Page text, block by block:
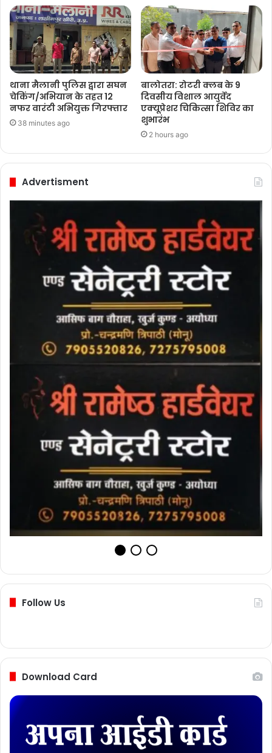
थाना मैलानी पुलिस द्वारा सघन
चेकिंग/अभियान के तहत 12
नफर वारंटी अभियुक्त गिरफ्तार
38 minutes ago
बालोतरा: रोटरी क्लब के 9
दिवसीय विशाल आयुर्वेद
एक्यूप्रेशर चिकित्सा शिविर का
शुभारंभ
2 hours ago
Advertisment
Follow Us
Download Card